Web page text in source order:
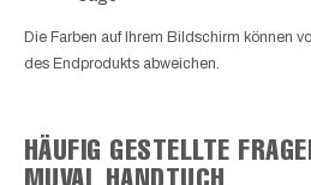
Die Farben auf Ihrem Bildschirm können
des Endprodukts abweichen.
HÄUFIG GESTELLTE